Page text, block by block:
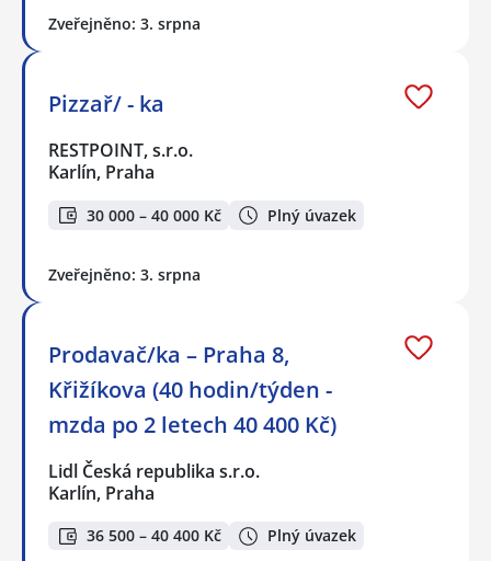
Zveřejněno: 3. srpna
Pizzař/ - ka
RESTPOINT, s.r.o.
Karlín, Praha
30 000 – 40 000 Kč Plný úvazek
Zveřejněno: 3. srpna
Prodavač/ka – Praha 8,
Křižíkova (40 hodin/týden -
mzda po 2 letech 40 400 Kč)
Lidl Česká republika s.r.o.
Karlín, Praha
36 500 – 40 400 Kč Plný úvazek